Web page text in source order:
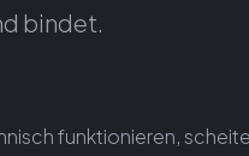
bindet.
funktionieren,